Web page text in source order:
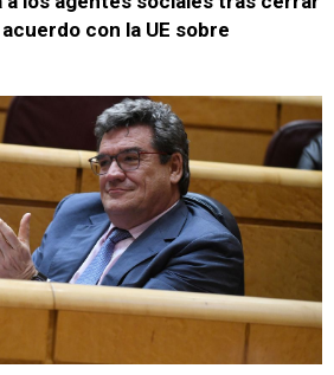
con la UE sobre